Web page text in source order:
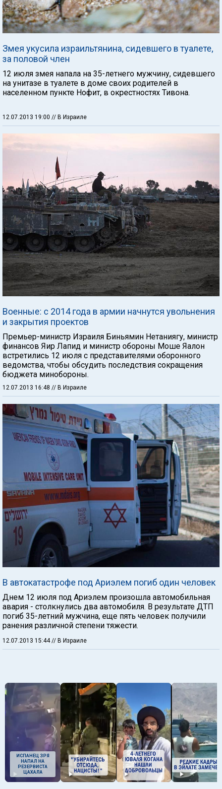
Змея укусила израильтянина, сидевшего в туалете,
за половой член
12 июля змея напала на 35-летнего мужчину, сидевшего
на унитазе в туалете в доме своих родителей в
населенном пункте Нофит, в окрестностях Тивона.
12.07.2013 19:00 // В Израиле
Военные: с 2014 года в армии начнутся увольнения
и закрытия проектов
Премьер-министр Израиля Биньямин Нетаниягу, министр
финансов Яир Лапид и министр обороны Моше Яалон
встретились 12 июля с представителями оборонного
ведомства, чтобы обсудить последствия сокращения
бюджета минобороны.
12.07.2013 16:48 // В Израиле
В автокатастрофе под Ариэлем погиб один человек
Днем 12 июля под Ариэлем произошла автомобильная
авария - столкнулись два автомобиля. В результате ДТП
погиб 35-летний мужчина, еще пять человек получили
ранения различной степени тяжести.
12.07.2013 15:44 // В Израиле
ИСПАНЕЦ ЗРЯ
НАПАЛ НА
РЕЗЕРВИСТА
ЦАХАЛА